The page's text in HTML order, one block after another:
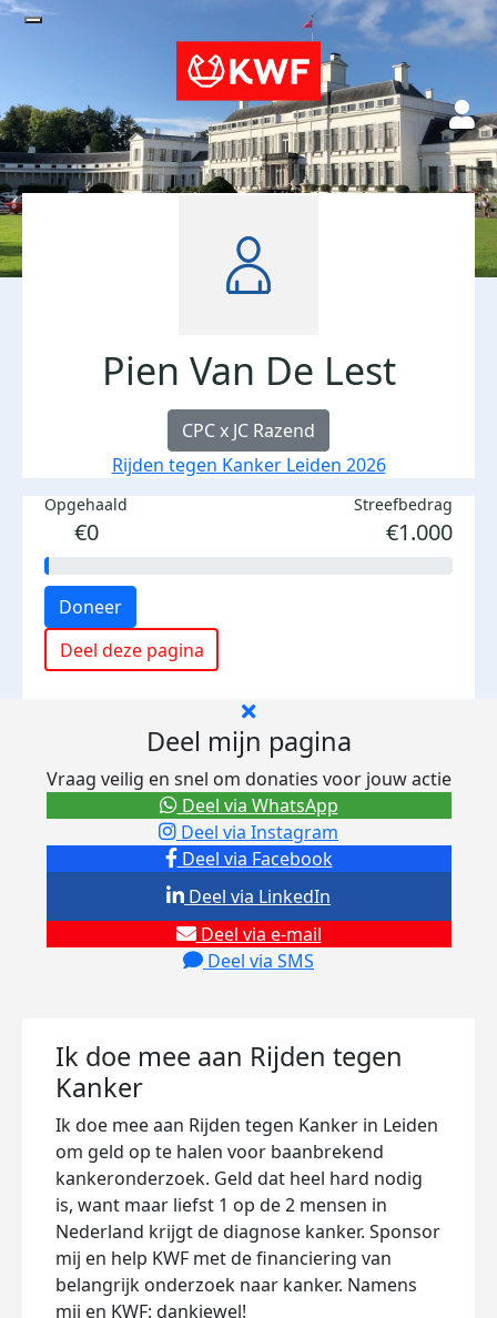
Pien Van De Lest
CPC x JC Razend
Rijden tegen Kanker Leiden 2026
Opgehaald
€0
Streefbedrag
€1.000
Doneer
Deel deze pagina
Deel mijn pagina
Vraag veilig en snel om donaties voor jouw actie
Deel via Facebook
Deel via Instagram
Deel via e-mail
Deel via SMS
Deel via LinkedIn
Deel via WhatsApp
Ik doe mee aan Rijden tegen
Kanker
Ik doe mee aan Rijden tegen Kanker in Leiden
om geld op te halen voor baanbrekend
kankeronderzoek. Geld dat heel hard nodig
is, want maar liefst 1 op de 2 mensen in
Nederland krijgt de diagnose kanker. Sponsor
mij en help KWF met de financiering van
belangrijk onderzoek naar kanker. Namens
mij en KWF: dankjewel!